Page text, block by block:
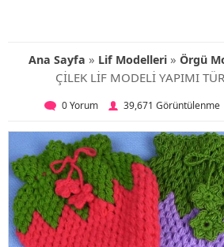
Ana Sayfa » Lif Modelleri» Örgü
ÇİLEK LİF MODELİ YAPIMI
0 Yorum 39,671 Görüntülenme